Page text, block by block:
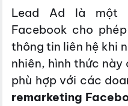
Lead Ad là một
Facebook cho
thông tin liên hệ khi
nhiên, hình thức
phù hợp với các
remarketing